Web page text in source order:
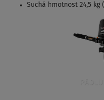
Suchá hmotnost 24,5 kg